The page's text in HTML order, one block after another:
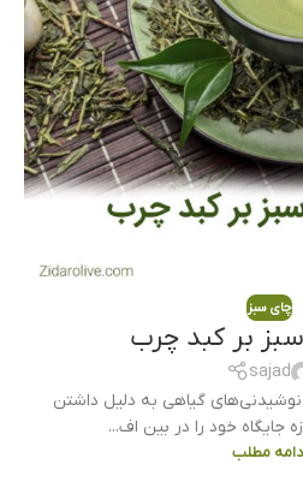
چای سبز
سبز بر کبد چرب
sajad
گیاهی به دلیل داشتن
جایگاه خود را در بین اف...
مطلب